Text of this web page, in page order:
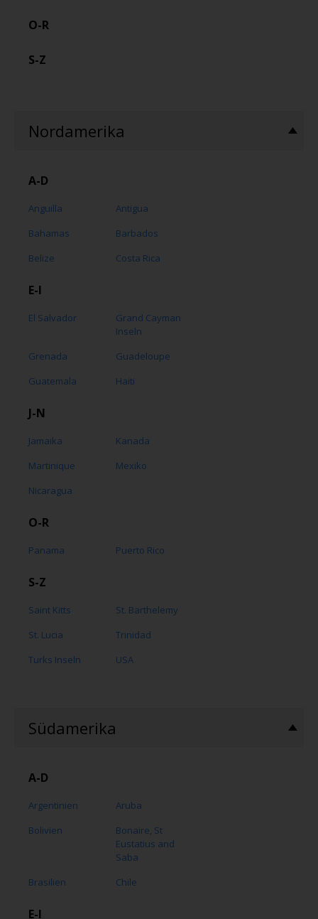
O-R
S-Z
Nordamerika
A-D
Anguilla
Antigua
Bahamas
Barbados
Belize
Costa Rica
E-I
El Salvador
Grand Cayman
Inseln
Grenada
Guadeloupe
Guatemala
Haiti
J-N
Jamaika
Kanada
Martinique
Mexiko
Nicaragua
O-R
Panama Puerto Rico
S-Z
Saint Kitts
St. Barthelemy
St. Lucia
Trinidad
Turks Inseln
USA
Südamerika
A-D
Argentinien
Aruba
Bolivien
Bonaire, St
Eustatius and
Saba
Brasilien
Chile
E-I